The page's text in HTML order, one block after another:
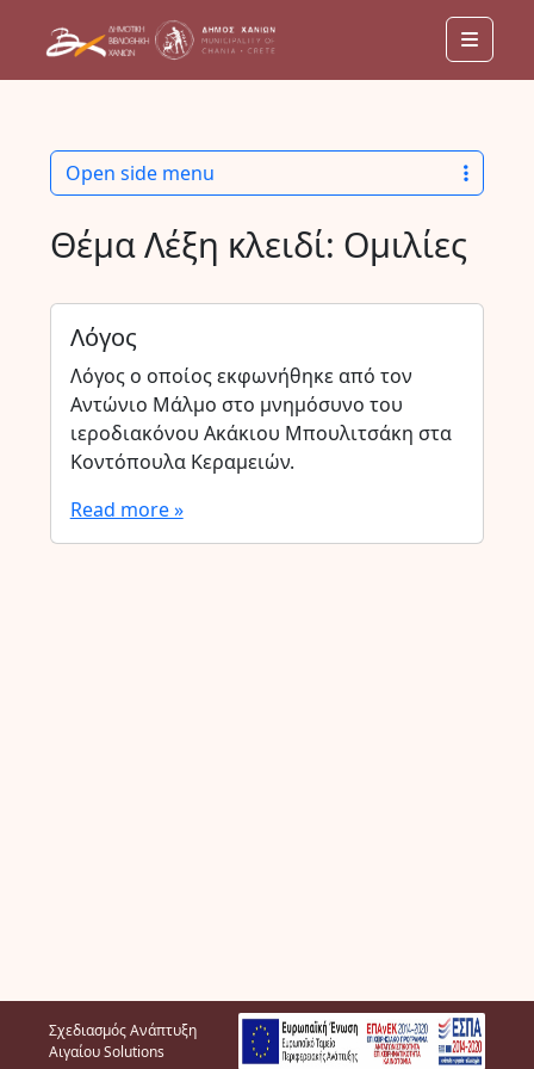
Menu
Θέμα Λέξη κλειδί: Ομιλίες
Λόγος
Λόγος ο οποίος εκφωνήθηκε από τον
Αντώνιο Μάλμο στο μνημόσυνο του
ιεροδιακόνου Ακάκιου Μπουλιτσάκη στα
Κοντόπουλα Κεραμειών.
Read more »
Open side menu
Σχεδιασμός Ανάπτυξη
Αιγαίου Solutions